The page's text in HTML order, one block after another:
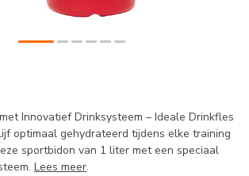
Innovatief Drinksysteem – Ideale Drinkfles
optimaal gehydrateerd tijdens elke training
sportbidon van 1 liter met een speciaal
Lees meer.